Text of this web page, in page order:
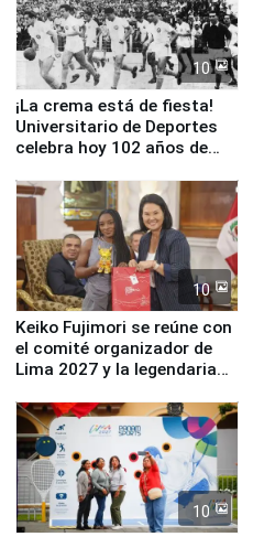
10
¡La crema está de fiesta!
Universitario de Deportes
celebra hoy 102 años de
10
Keiko Fujimori se reúne con
el comité organizador de
Lima 2027 y la legendaria
10